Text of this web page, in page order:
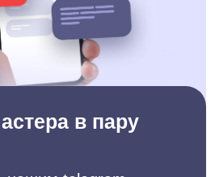
в пару